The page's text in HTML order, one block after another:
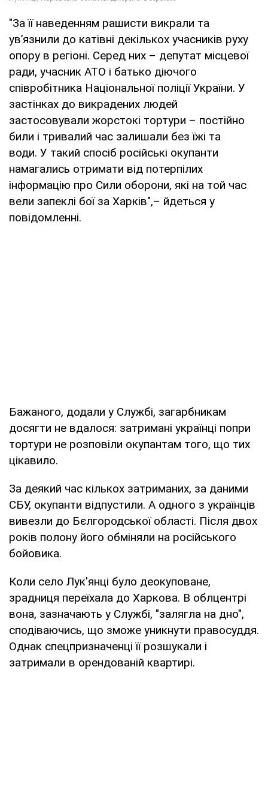
"За її наведенням рашисти викрали та
ув’язнили до катівні декількох учасників руху
опору в регіоні. Серед них – депутат місцевої
ради, учасник АТО і батько діючого
співробітника Національної поліції України. У
застінках до викрадених людей
застосовували жорстокі тортури – постійно
били і тривалий час залишали без їжі та
води. У такий спосіб російські окупанти
намагались отримати від потерпілих
інформацію про Сили оборони, які на той час
вели запеклі бої за Харків",– йдеться у
повідомленні.
Бажаного, додали у Службі, загарбникам
досягти не вдалося: затримані українці попри
тортури не розповіли окупантам того, що тих
цікавило.
За деякий час кількох затриманих, за даними
СБУ, окупанти відпустили. А одного з українців
вивезли до Бєлгородської області. Після двох
років полону його обміняли на російського
бойовика.
Коли село Лук'янці було деокуповане,
зрадниця переїхала до Харкова. В облцентрі
вона, зазначають у Службі, "залягла на дно",
сподіваючись, що зможе уникнути правосуддя.
Однак спецпризначенці її розшукали і
затримали в орендованій квартирі.